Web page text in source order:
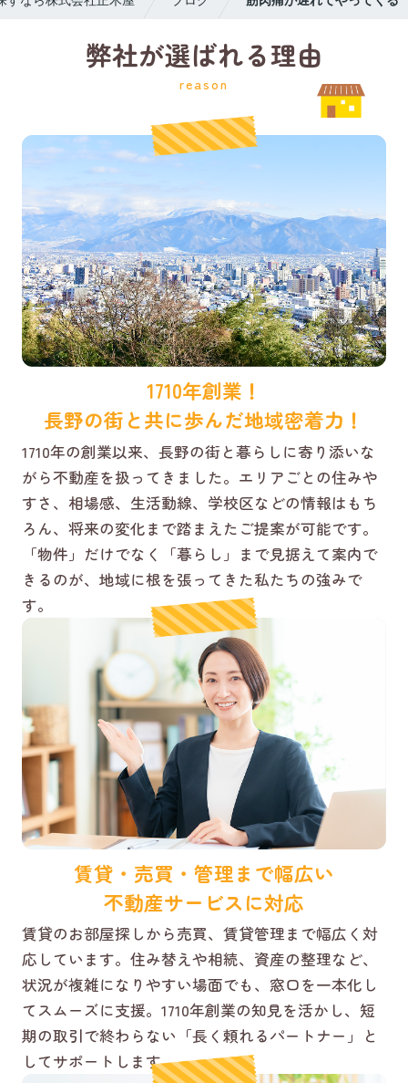
弊社が選ばれる理由
reason
1710年創業！
長野の街と共に歩んだ地域密着力！
1710年の創業以来、長野の街と暮らしに寄り添いな
がら不動産を扱ってきました。エリアごとの住みや
すさ、相場感、生活動線、学校区などの情報はもち
ろん、将来の変化まで踏まえたご提案が可能です。
「物件」だけでなく「暮らし」まで見据えて案内で
きるのが、地域に根を張ってきた私たちの強みで
す。
賃貸・売買・管理まで幅広い
不動産サービスに対応
賃貸のお部屋探しから売買、賃貸管理まで幅広く対
応しています。住み替えや相続、資産の整理など、
状況が複雑になりやすい場面でも、窓口を一本化し
てスムーズに支援。1710年創業の知見を活かし、短
期の取引で終わらない「長く頼れるパートナー」と
してサポートします。